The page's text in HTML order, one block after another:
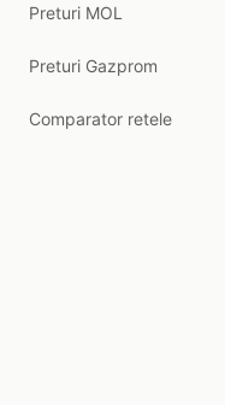
Preturi MOL
Preturi Gazprom
Comparator retele